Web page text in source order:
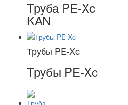
Труба PE-Xc
KAN
Трубы PE-Xc
Трубы PE-Xc